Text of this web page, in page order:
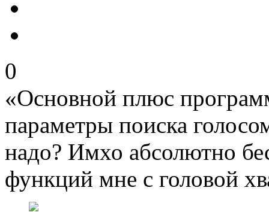
0
«Основной плюс
параметры поиска
надо? Имхо абсолютно
функций мне с головой